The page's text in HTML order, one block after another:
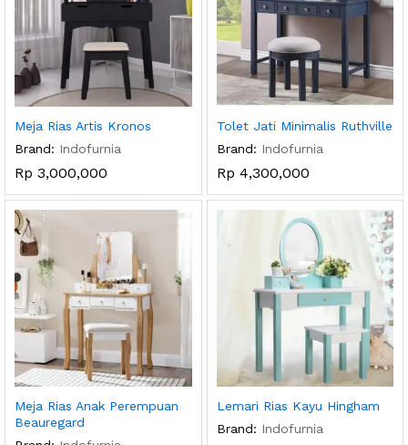
Meja Rias Artis Kronos
Brand: Indofurnia
Rp 3,000,000
Tolet Jati Minimalis Ruthville
Brand: Indofurnia
Rp 4,300,000
Meja Rias Anak Perempuan
Beauregard
Lemari Rias Kayu Hingham
Brand: Indofurnia